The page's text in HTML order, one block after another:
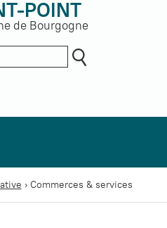
POINT
de Bourgogne
› Commerces & services